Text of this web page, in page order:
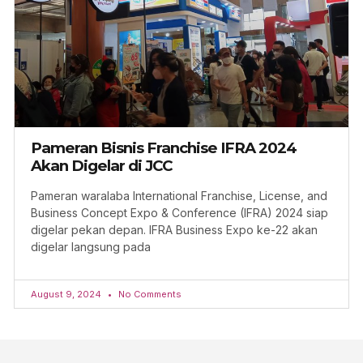
Pameran Bisnis Franchise IFRA 2024
Akan Digelar di JCC
Pameran waralaba International Franchise, License, and
Business Concept Expo & Conference (IFRA) 2024 siap
digelar pekan depan. IFRA Business Expo ke-22 akan
digelar langsung pada
August 9, 2024 No Comments